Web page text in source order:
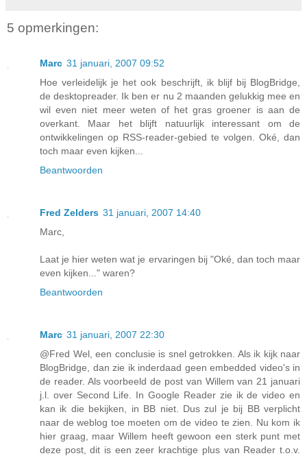
5 opmerkingen:
Marc 31 januari, 2007 09:52
Hoe verleidelijk je het ook beschrijft, ik blijf bij BlogBridge,
de desktopreader. Ik ben er nu 2 maanden gelukkig mee en
wil even niet meer weten of het gras groener is aan de
overkant. Maar het blijft natuurlijk interessant om de
ontwikkelingen op RSS-reader-gebied te volgen. Oké, dan
toch maar even kijken...
Beantwoorden
Fred Zelders 31 januari, 2007 14:40
Marc,
Laat je hier weten wat je ervaringen bij "Oké, dan toch maar
even kijken..." waren?
Beantwoorden
Marc 31 januari, 2007 22:30
@Fred Wel, een conclusie is snel getrokken. Als ik kijk naar
BlogBridge, dan zie ik inderdaad geen embedded video's in
de reader. Als voorbeeld de post van Willem van 21 januari
j.l. over Second Life. In Google Reader zie ik de video en
kan ik die bekijken, in BB niet. Dus zul je bij BB verplicht
naar de weblog toe moeten om de video te zien. Nu kom ik
hier graag, maar Willem heeft gewoon een sterk punt met
deze post, dit is een zeer krachtige plus van Reader t.o.v.